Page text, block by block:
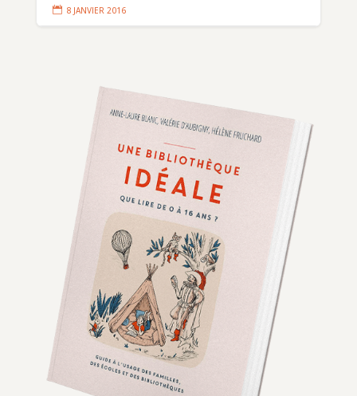
 8 JANVIER 2016